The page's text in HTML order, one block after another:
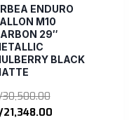
ENDURO
M10
29″
BLACK
30,500.00El
precio
21,348.00El